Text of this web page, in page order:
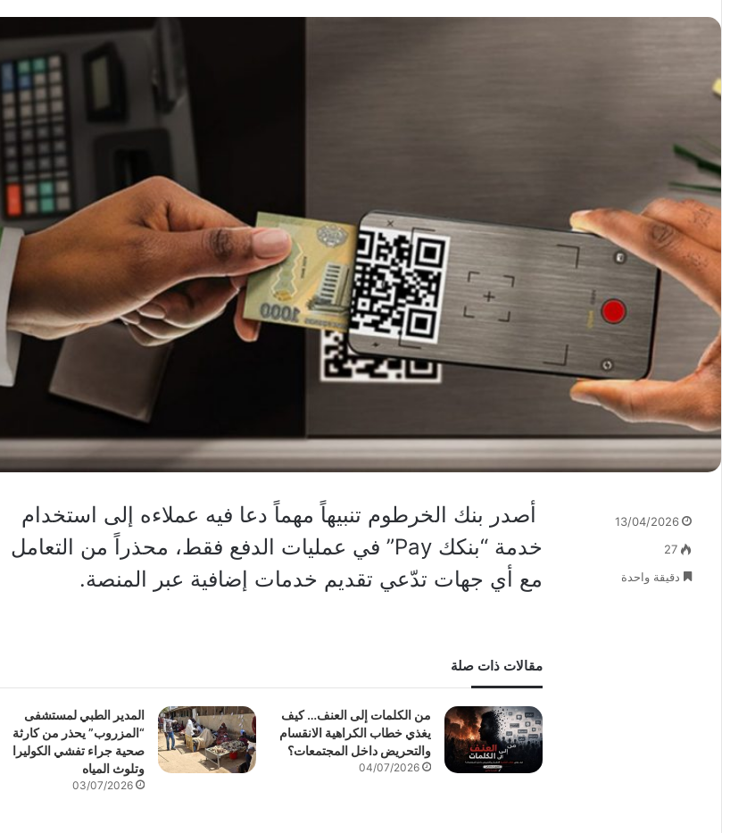
أصدر بنك الخرطوم تنبيهاً مهماً دعا فيه عملاءه إلى استخدام
خدمة “بنكك Pay” في عمليات الدفع فقط، محذراً من التعامل
مع أي جهات تدّعي تقديم خدمات إضافية عبر المنصة.
مقالات ذات صلة
من الكلمات إلى العنف… كيف
يغذي خطاب الكراهية الانقسام
والتحريض داخل المجتمعات؟
04/07/2026
المدير الطبي لمستشفى
“المزروب” يحذر من كارثة
صحية جراء تفشي الكوليرا
وتلوث المياه
03/07/2026
13/04/2026
27
دقيقة واحدة